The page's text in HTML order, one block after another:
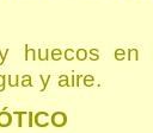
huecos
y aire.